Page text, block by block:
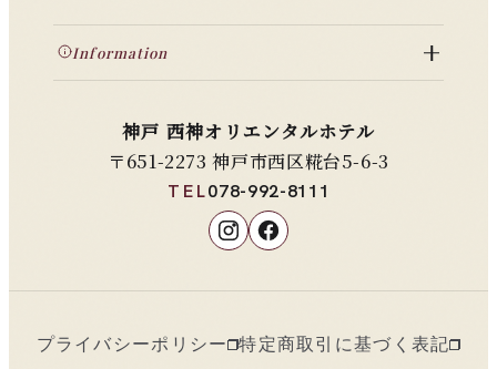
Information
神戸 西神オリエンタルホテル
〒651-2273 神戸市西区糀台5-6-3
TEL078-992-8111
プライバシーポリシー 特定商取引に基づく表記